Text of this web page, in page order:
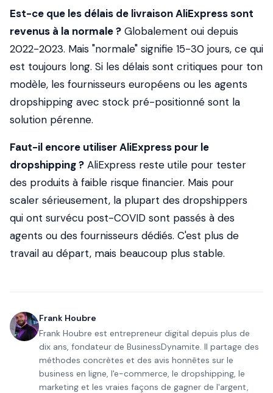
Est-ce que les délais de livraison AliExpress sont
revenus à la normale ? Globalement oui depuis
2022-2023. Mais "normale" signifie 15-30 jours, ce qui
est toujours long. Si les délais sont critiques pour ton
modèle, les fournisseurs européens ou les agents
dropshipping avec stock pré-positionné sont la
solution pérenne.
Faut-il encore utiliser AliExpress pour le
dropshipping ? AliExpress reste utile pour tester
des produits à faible risque financier. Mais pour
scaler sérieusement, la plupart des dropshippers
qui ont survécu post-COVID sont passés à des
agents ou des fournisseurs dédiés. C'est plus de
travail au départ, mais beaucoup plus stable.
Frank Houbre
Frank Houbre est entrepreneur digital depuis plus de
dix ans, fondateur de BusinessDynamite. Il partage des
méthodes concrètes et des avis honnêtes sur le
business en ligne, l'e-commerce, le dropshipping, le
marketing et les vraies façons de gagner de l'argent,